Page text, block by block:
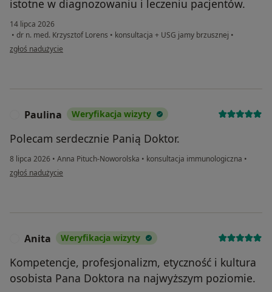
istotne w diagnozowaniu i leczeniu pacjentów.
14 lipca 2026
• dr n. med. Krzysztof Lorens • konsultacja + USG jamy brzusznej •
w opinii użytkownika Eliza
zgłoś nadużycie
Paulina Weryfikacja wizyty
Polecam serdecznie Panią Doktor.
8 lipca 2026 • Anna Pituch-Noworolska • konsultacja immunologiczna •
w opinii użytkownika Paulina
zgłoś nadużycie
Anita Weryfikacja wizyty
Kompetencje, profesjonalizm, etyczność i kultura
osobista Pana Doktora na najwyższym poziomie.